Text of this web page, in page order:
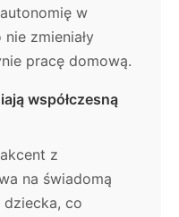
w
zmieniały
pracę domową.
współczesną
z
na świadomą
co